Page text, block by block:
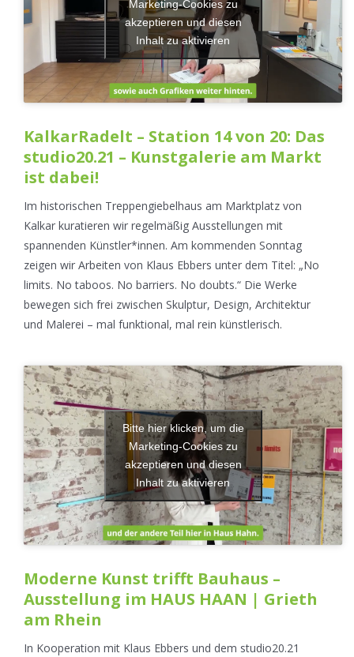
Marketing-Cookies zu
akzeptieren und diesen
Inhalt zu aktivieren
KalkarRadelt – Station 14 von 20: Das
studio20.21 – Kunstgalerie am Markt
ist dabei!
Im historischen Treppengiebelhaus am Marktplatz von
Kalkar kuratieren wir regelmäßig Ausstellungen mit
spannenden Künstler*innen. Am kommenden Sonntag
zeigen wir Arbeiten von Klaus Ebbers unter dem Titel: „No
limits. No taboos. No barriers. No doubts.“ Die Werke
bewegen sich frei zwischen Skulptur, Design, Architektur
und Malerei – mal funktional, mal rein künstlerisch.
Bitte hier klicken, um die
Marketing-Cookies zu
akzeptieren und diesen
Inhalt zu aktivieren
Moderne Kunst trifft Bauhaus –
Ausstellung im HAUS HAAN | Grieth
am Rhein
In Kooperation mit Klaus Ebbers und dem studio20.21